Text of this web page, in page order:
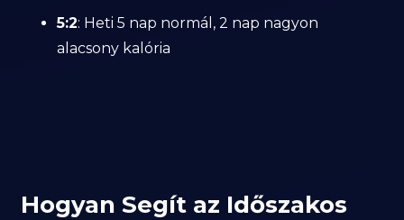
5:2: Heti 5 nap normál, 2 nap nagyon
alacsony kalória
Hogyan Segít az Időszakos